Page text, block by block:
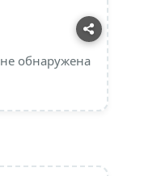
обнаружена